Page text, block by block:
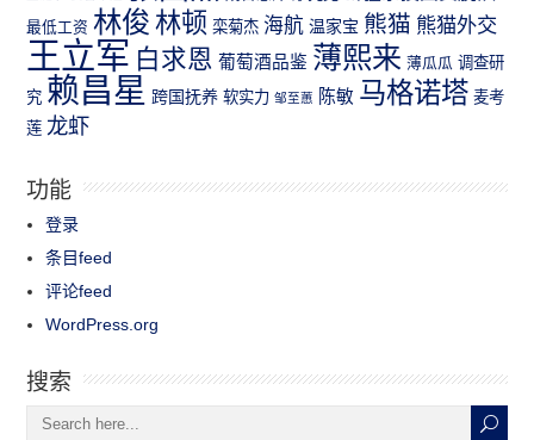
最低工资 林俊 林顿 栾菊杰 海航 温家宝 熊猫 熊猫外交
王立军 白求恩 葡萄酒品鉴 薄熙来 薄瓜瓜 调查研
究 赖昌星 跨国抚养 软实力 邹至蕙 陈敏 马格诺塔 麦考
莲 龙虾
功能
登录
条目feed
评论feed
WordPress.org
搜索